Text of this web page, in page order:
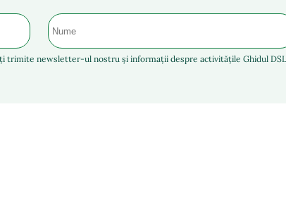
trimite newsletter-ul nostru și informații despre activitățile Ghidul